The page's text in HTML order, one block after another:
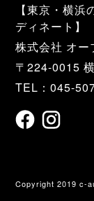
【東京・横
ディネート】
株式会社 オー
〒224-0015
TEL：045-
Copyright 2019 c-